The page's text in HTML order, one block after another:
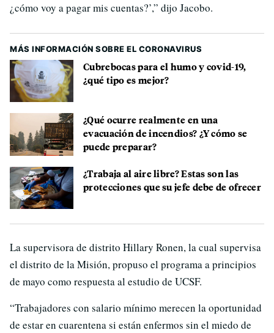
¿cómo voy a pagar mis cuentas?’,” dijo Jacobo.
MÁS INFORMACIÓN SOBRE EL CORONAVIRUS
Cubrebocas para el humo y covid-19,
¿qué tipo es mejor?
¿Qué ocurre realmente en una
evacuación de incendios? ¿Y cómo se
puede preparar?
¿Trabaja al aire libre? Estas son las
protecciones que su jefe debe de ofrecer
La supervisora de distrito Hillary Ronen, la cual supervisa
el distrito de la Misión, propuso el programa a principios
de mayo como respuesta al estudio de UCSF.
“Trabajadores con salario mínimo merecen la oportunidad
de estar en cuarentena si están enfermos sin el miedo de